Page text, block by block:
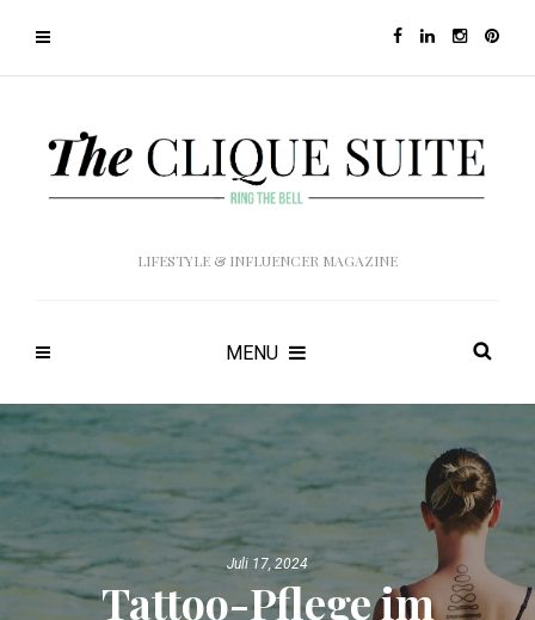
LIFESTYLE & INFLUENCER MAGAZINE
MENU
Juli 17, 2024
Tattoo-Pflege im